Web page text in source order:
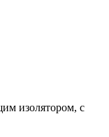
изолятором, с